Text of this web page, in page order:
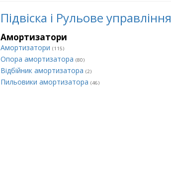
Підвіска і Рульове управління
Амортизатори
Амортизатори (115)
Опора амортизатора (80)
Відбійник амортизатора (2)
Пильовики амортизатора (46)